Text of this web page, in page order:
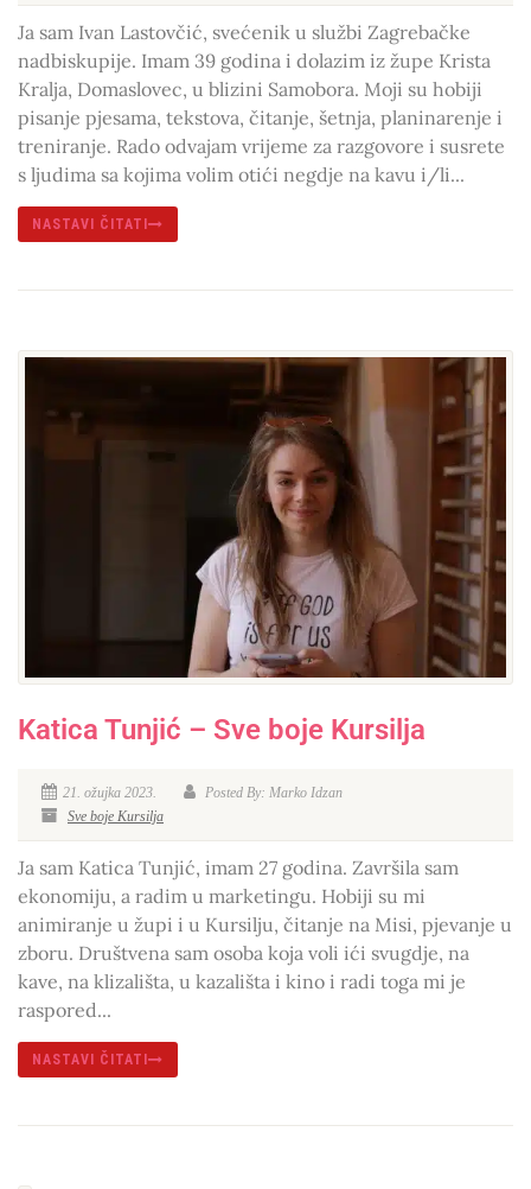
Ja sam Ivan Lastovčić, svećenik u službi Zagrebačke
nadbiskupije. Imam 39 godina i dolazim iz župe Krista
Kralja, Domaslovec, u blizini Samobora. Moji su hobiji
pisanje pjesama, tekstova, čitanje, šetnja, planinarenje i
treniranje. Rado odvajam vrijeme za razgovore i susrete
s ljudima sa kojima volim otići negdje na kavu i/li...
NASTAVI ČITATI
Katica Tunjić – Sve boje Kursilja
21. ožujka 2023.
Posted By: Marko Idzan
Sve boje Kursilja
Ja sam Katica Tunjić, imam 27 godina. Završila sam
ekonomiju, a radim u marketingu. Hobiji su mi
animiranje u župi i u Kursilju, čitanje na Misi, pjevanje u
zboru. Društvena sam osoba koja voli ići svugdje, na
kave, na klizališta, u kazališta i kino i radi toga mi je
raspored...
NASTAVI ČITATI